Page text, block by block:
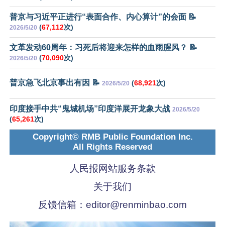
普京与习近平正进行“表面合作、内心算计”的会面 📝
2026/5/20 (67,112次)
文革发动60周年：习死后将迎来怎样的血雨腥风？ 📝
2026/5/20 (70,090次)
普京急飞北京事出有因 📝 2026/5/20 (68,921次)
印度接手中共“鬼城机场”印度洋展开龙象大战 2026/5/20
(65,261次)
Copyright© RMB Public Foundation Inc.
All Rights Reserved
人民报网站服务条款
关于我们
反馈信箱： editor@renminbao.com